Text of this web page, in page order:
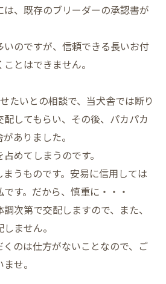
は、既存のブリーダーの承認書が
のですが、信頼できる長いお付
とはできません。
たいとの相談で、当犬舎では断り
してもらい、その後、パカパカ
ありました。
めてしまうのです。
うものです。安易に信用しては
す。だから、慎重に・・・
次第で交配しますので、また、
ません。
のは仕方がないことなので、ご
せ。